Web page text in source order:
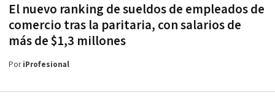
El nuevo ranking de sueldos de empleados de
comercio tras la paritaria, con salarios de
más de $1,3 millones
PoriProfesional